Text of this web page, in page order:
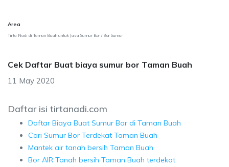
Area
Tirta Nadi di Taman Buah untuk Jasa Sumur Bor / Bor Sumur
Cek Daftar Buat biaya sumur bor Taman Buah
11 May 2020
Daftar isi tirtanadi.com
Daftar Biaya Buat Sumur Bor di Taman Buah
Cari Sumur Bor Terdekat Taman Buah
Mantek air tanah bersih Taman Buah
Bor AIR Tanah bersih Taman Buah terdekat